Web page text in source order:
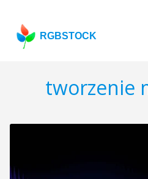
RGBSTOCK
tworzenie